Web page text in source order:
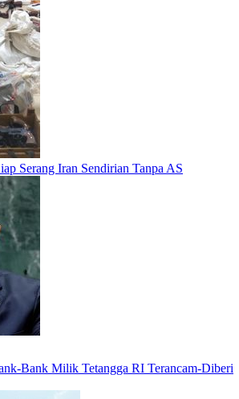
Serang Iran Sendirian Tanpa AS
Bank Milik Tetangga RI Terancam-Diberi